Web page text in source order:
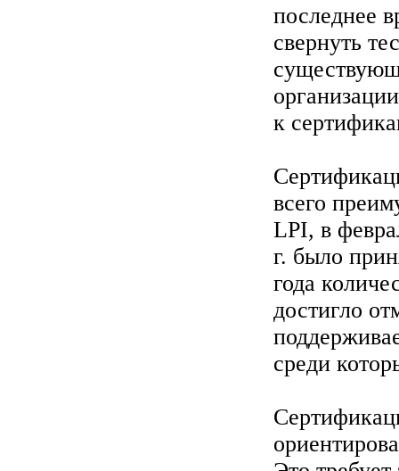
последнее
свернуть
к
всего
LPI, в
г. было
года
достигло
среди